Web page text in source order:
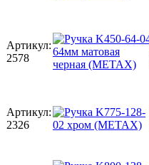
Артикул:
2578
Артикул:
2326